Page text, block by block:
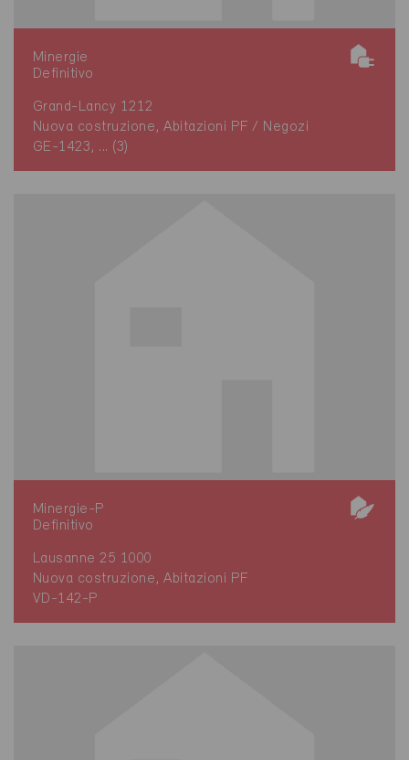
Minergie
Definitivo
Grand-Lancy 1212
Nuova costruzione, Abitazioni PF / Negozi
GE-1423, ... (3)
Minergie-P
Definitivo
Lausanne 25 1000
Nuova costruzione, Abitazioni PF
VD-142-P